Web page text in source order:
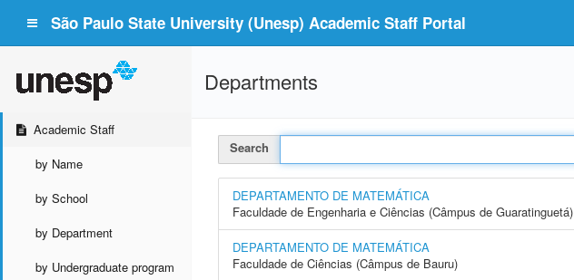
São Paulo State University (Unesp) Academic Staff Portal
Academic Staff
by Name
by School
by Department
by Undergraduate program
Departments
Search
DEPARTAMENTO DE MATEMÁTICA
Faculdade de Engenharia e Ciências (Câmpus de Guaratinguetá)
DEPARTAMENTO DE MATEMÁTICA
Faculdade de Ciências (Câmpus de Bauru)